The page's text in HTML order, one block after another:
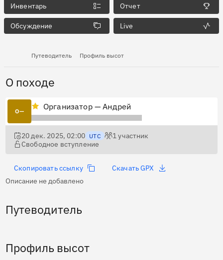
Инвентарь Отчет
Обсуждение Live
Путеводитель Профиль высот
О походе
О— Организатор — Андрей
20 дек. 2025, 02:00 UTC 1участник
Свободное вступление
Скопировать ссылку
Скачать GPX
Описание не добавлено
Путеводитель
Профиль высот